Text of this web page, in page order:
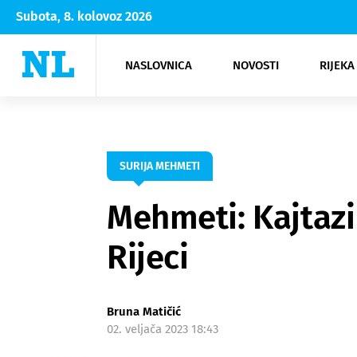
Subota, 8. kolovoz 2026
NASLOVNICA NOVOSTI
Rijeka Opatija
NK
Moda
Kultura
SURIJA MEHMETI
Mehmeti:
Rijeci
Bruna Matičić
02. veljača 2023 18:43